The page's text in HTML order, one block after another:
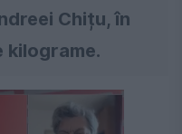
Chițu, în
kilograme.